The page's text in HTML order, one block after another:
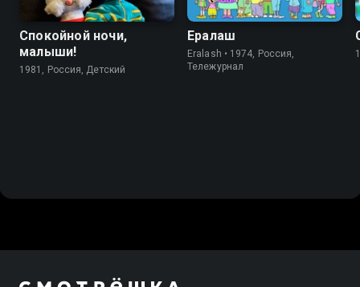
Спокойной ночи,
малыши!
1981, Россия, Детский
Ералаш
Eralash • 1974, Россия,
Тележурнал